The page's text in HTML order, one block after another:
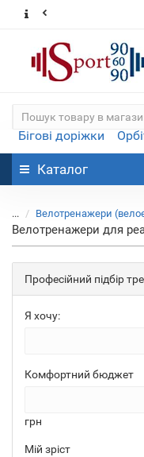
Бігові доріжки
Каталог
... Велотренажери
Велотренажери для
Професійний підбір
Я хочу:
Комфортний бюджет
грн
Мій зріст